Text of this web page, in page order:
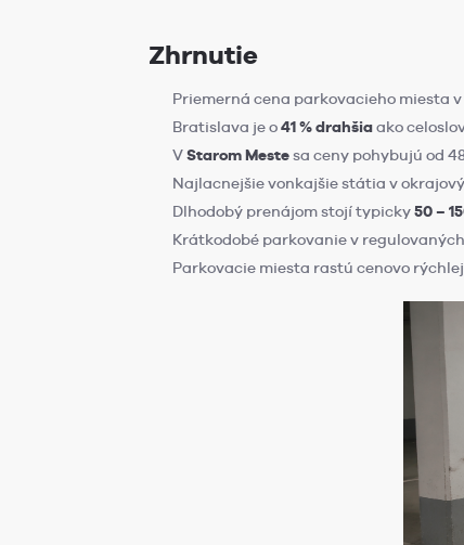
Zhrnutie
Priemerná cena parkovacieho miesta
Bratislava je o41 % drahšiaako
VStarom Mestesa ceny pohybujú od
Najlacnejšie vonkajšie státia v
Dlhodobý prenájom stojí typicky50 –
Krátkodobé parkovanie v
Parkovacie miesta rastú cenovo